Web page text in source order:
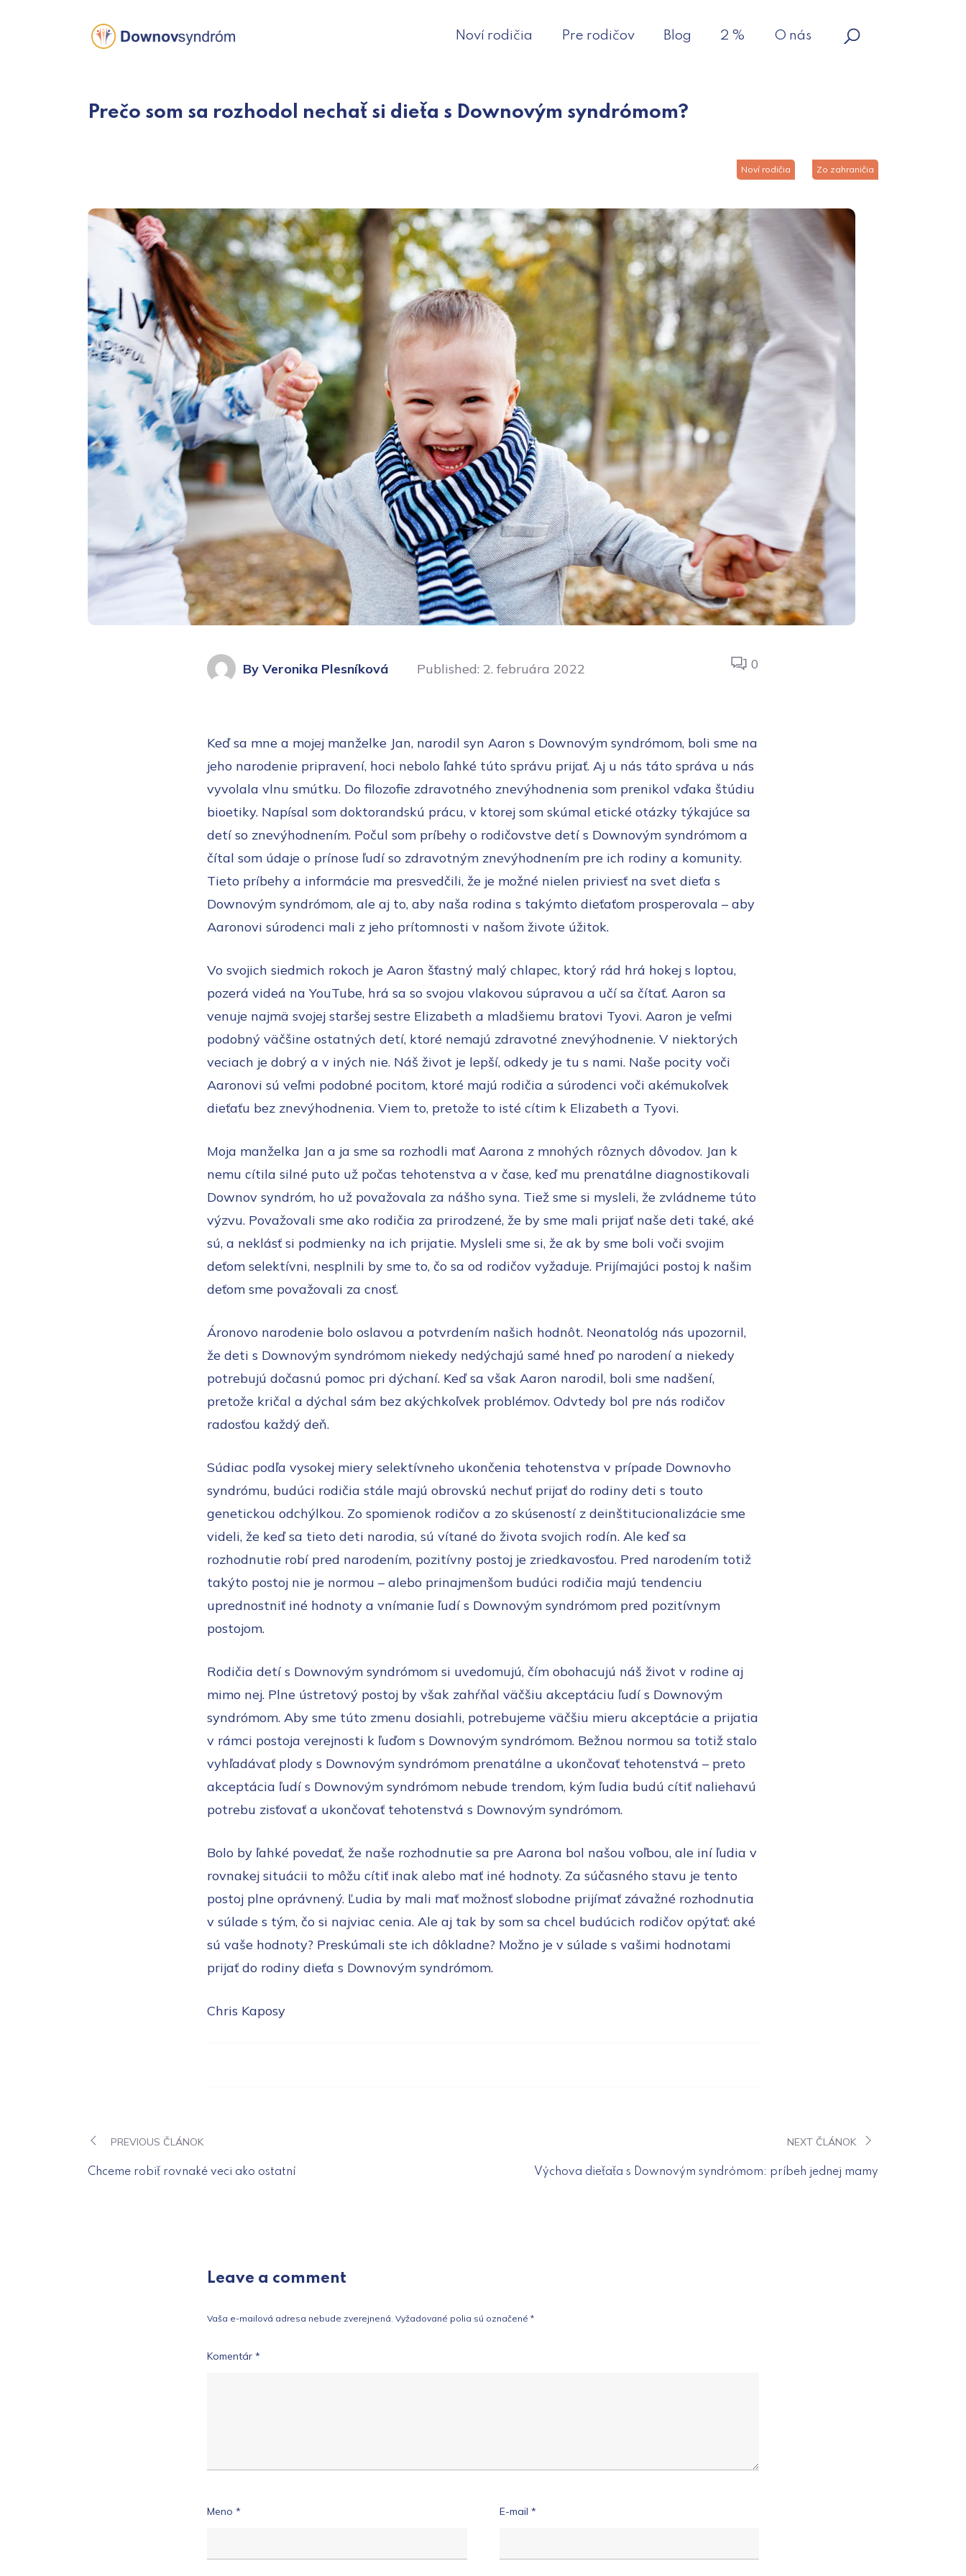
content
Noví rodičia Pre rodičov Blog 2 % O nás
Prečo som sa rozhodol nechať si dieťa s Downovým syndrómom?
Noví rodičia Zo zahraničia
By Veronika Plesníková Published: 2. februára 2022 0
Keď sa mne a mojej manželke Jan, narodil syn Aaron s Downovým syndrómom, boli sme na
jeho narodenie pripravení, hoci nebolo ľahké túto správu prijať. Aj u nás táto správa u nás
vyvolala vlnu smútku. Do filozofie zdravotného znevýhodnenia som prenikol vďaka štúdiu
bioetiky. Napísal som doktorandskú prácu, v ktorej som skúmal etické otázky týkajúce sa
detí so znevýhodnením. Počul som príbehy o rodičovstve detí s Downovým syndrómom a
čítal som údaje o prínose ľudí so zdravotným znevýhodnením pre ich rodiny a komunity.
Tieto príbehy a informácie ma presvedčili, že je možné nielen priviesť na svet dieťa s
Downovým syndrómom, ale aj to, aby naša rodina s takýmto dieťaťom prosperovala – aby
Aaronovi súrodenci mali z jeho prítomnosti v našom živote úžitok.
Vo svojich siedmich rokoch je Aaron šťastný malý chlapec, ktorý rád hrá hokej s loptou,
pozerá videá na YouTube, hrá sa so svojou vlakovou súpravou a učí sa čítať. Aaron sa
venuje najmä svojej staršej sestre Elizabeth a mladšiemu bratovi Tyovi. Aaron je veľmi
podobný väčšine ostatných detí, ktoré nemajú zdravotné znevýhodnenie. V niektorých
veciach je dobrý a v iných nie. Náš život je lepší, odkedy je tu s nami. Naše pocity voči
Aaronovi sú veľmi podobné pocitom, ktoré majú rodičia a súrodenci voči akémukoľvek
dieťaťu bez znevýhodnenia. Viem to, pretože to isté cítim k Elizabeth a Tyovi.
Moja manželka Jan a ja sme sa rozhodli mať Aarona z mnohých rôznych dôvodov. Jan k
nemu cítila silné puto už počas tehotenstva a v čase, keď mu prenatálne diagnostikovali
Downov syndróm, ho už považovala za nášho syna. Tiež sme si mysleli, že zvládneme túto
výzvu. Považovali sme ako rodičia za prirodzené, že by sme mali prijať naše deti také, aké
sú, a neklásť si podmienky na ich prijatie. Mysleli sme si, že ak by sme boli voči svojim
deťom selektívni, nesplnili by sme to, čo sa od rodičov vyžaduje. Prijímajúci postoj k našim
deťom sme považovali za cnosť.
Áronovo narodenie bolo oslavou a potvrdením našich hodnôt. Neonatológ nás upozornil,
že deti s Downovým syndrómom niekedy nedýchajú samé hneď po narodení a niekedy
potrebujú dočasnú pomoc pri dýchaní. Keď sa však Aaron narodil, boli sme nadšení,
pretože kričal a dýchal sám bez akýchkoľvek problémov. Odvtedy bol pre nás rodičov
radosťou každý deň.
Súdiac podľa vysokej miery selektívneho ukončenia tehotenstva v prípade Downovho
syndrómu, budúci rodičia stále majú obrovskú nechuť prijať do rodiny deti s touto
genetickou odchýlkou. Zo spomienok rodičov a zo skúseností z deinštitucionalizácie sme
videli, že keď sa tieto deti narodia, sú vítané do života svojich rodín. Ale keď sa
rozhodnutie robí pred narodením, pozitívny postoj je zriedkavosťou. Pred narodením totiž
takýto postoj nie je normou – alebo prinajmenšom budúci rodičia majú tendenciu
uprednostniť iné hodnoty a vnímanie ľudí s Downovým syndrómom pred pozitívnym
postojom.
Rodičia detí s Downovým syndrómom si uvedomujú, čím obohacujú náš život v rodine aj
mimo nej. Plne ústretový postoj by však zahŕňal väčšiu akceptáciu ľudí s Downovým
syndrómom. Aby sme túto zmenu dosiahli, potrebujeme väčšiu mieru akceptácie a prijatia
v rámci postoja verejnosti k ľuďom s Downovým syndrómom. Bežnou normou sa totiž stalo
vyhľadávať plody s Downovým syndrómom prenatálne a ukončovať tehotenstvá – preto
akceptácia ľudí s Downovým syndrómom nebude trendom, kým ľudia budú cítiť naliehavú
potrebu zisťovať a ukončovať tehotenstvá s Downovým syndrómom.
Bolo by ľahké povedať, že naše rozhodnutie sa pre Aarona bol našou voľbou, ale iní ľudia v
rovnakej situácii to môžu cítiť inak alebo mať iné hodnoty. Za súčasného stavu je tento
postoj plne oprávnený. Ľudia by mali mať možnosť slobodne prijímať závažné rozhodnutia
v súlade s tým, čo si najviac cenia. Ale aj tak by som sa chcel budúcich rodičov opýtať: aké
sú vaše hodnoty? Preskúmali ste ich dôkladne? Možno je v súlade s vašimi hodnotami
prijať do rodiny dieťa s Downovým syndrómom.
Chris Kaposy
Navigácia
článku
PREVIOUS ČLÁNOK
Chceme robiť rovnaké veci ako ostatní
NEXT ČLÁNOK
Výchova dieťaťa s Downovým syndrómom: príbeh jednej mamy
Leave a comment
Vaša e-mailová adresa nebude zverejnená. Vyžadované polia sú označené *
Komentár *
Meno * E-mail *